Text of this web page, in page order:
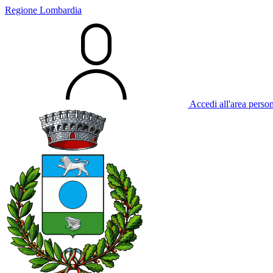
Regione Lombardia
Accedi all'area